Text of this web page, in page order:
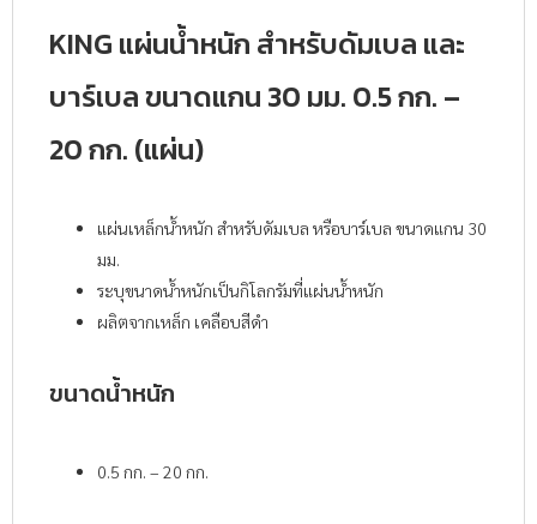
KING แผ่นน้ำหนัก สำหรับดัมเบล และ
บาร์เบล ขนาดแกน 30 มม. 0.5 กก. –
20 กก. (แผ่น)
แผ่นเหล็กน้ำหนัก สำหรับดัมเบล หรือบาร์เบล ขนาดแกน 30
มม.
ระบุขนาดน้ำหนักเป็นกิโลกรัมที่แผ่นน้ำหนัก
ผลิตจากเหล็ก เคลือบสีดำ
ขนาดน้ำหนัก
0.5 กก. – 20 กก.